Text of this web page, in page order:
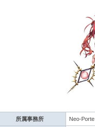
所属事務所 Neo-Porte